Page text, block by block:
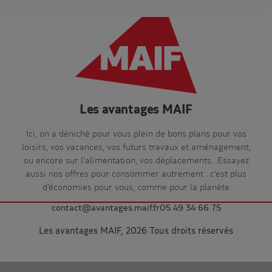
Les avantages MAIF
Ici, on a déniché pour vous plein de bons plans pour vos
loisirs, vos vacances, vos futurs travaux et aménagement,
ou encore sur l’alimentation, vos déplacements…Essayez
aussi nos offres pour consommer autrement : c’est plus
d’économies pour vous, comme pour la planète
contact@avantages.maif.fr05 49 34 66 75
Les avantages MAIF, 2026 Tous droits réservés